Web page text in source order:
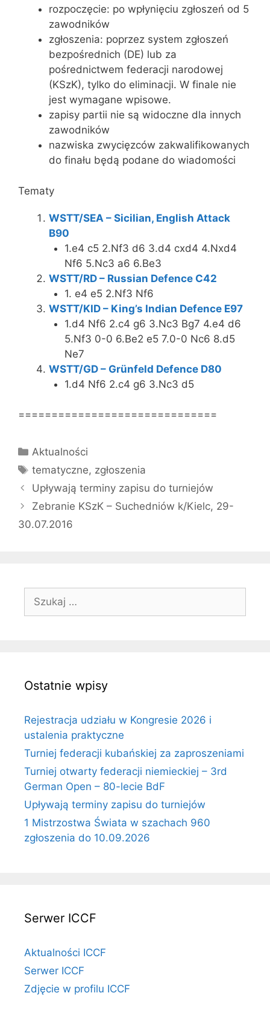
rozpoczęcie: po wpłynięciu zgłoszeń od 5
zawodników
zgłoszenia: poprzez system zgłoszeń
bezpośrednich (DE) lub za
pośrednictwem federacji narodowej
(KSzK), tylko do eliminacji. W finale nie
jest wymagane wpisowe.
zapisy partii nie są widoczne dla innych
zawodników
nazwiska zwycięzców zakwalifikowanych
do finału będą podane do wiadomości
Tematy
WSTT/SEA – Sicilian, English Attack
B90
1.e4 c5 2.Nf3 d6 3.d4 cxd4 4.Nxd4
Nf6 5.Nc3 a6 6.Be3
WSTT/RD – Russian Defence C42
1. e4 e5 2.Nf3 Nf6
WSTT/KID – King’s Indian Defence E97
1.d4 Nf6 2.c4 g6 3.Nc3 Bg7 4.e4 d6
5.Nf3 0-0 6.Be2 e5 7.0-0 Nc6 8.d5
Ne7
WSTT/GD – Grünfeld Defence D80
1.d4 Nf6 2.c4 g6 3.Nc3 d5
==============================
Kategorie
Aktualności
Tagi
tematyczne, zgłoszenia
Upływają terminy zapisu do turniejów
Zebranie KSzK – Suchedniów k/Kielc, 29-
30.07.2016
Szukaj:
Ostatnie wpisy
Rejestracja udziału w Kongresie 2026 i
ustalenia praktyczne
Turniej federacji kubańskiej za zaproszeniami
Turniej otwarty federacji niemieckiej – 3rd
German Open – 80-lecie BdF
Upływają terminy zapisu do turniejów
1 Mistrzostwa Świata w szachach 960
zgłoszenia do 10.09.2026
Serwer ICCF
Aktualności ICCF
Serwer ICCF
Zdjęcie w profilu ICCF